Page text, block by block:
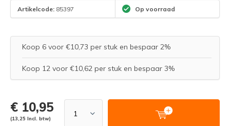
Artikelcode: 85397 Op voorraad
Koop 6 voor €10,73 per stuk en bespaar 2%
Koop 12 voor €10,62 per stuk en bespaar 3%
€ 10,95
(13,25 Incl. btw)